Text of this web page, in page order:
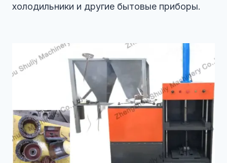
холодильники и другие бытовые приборы.